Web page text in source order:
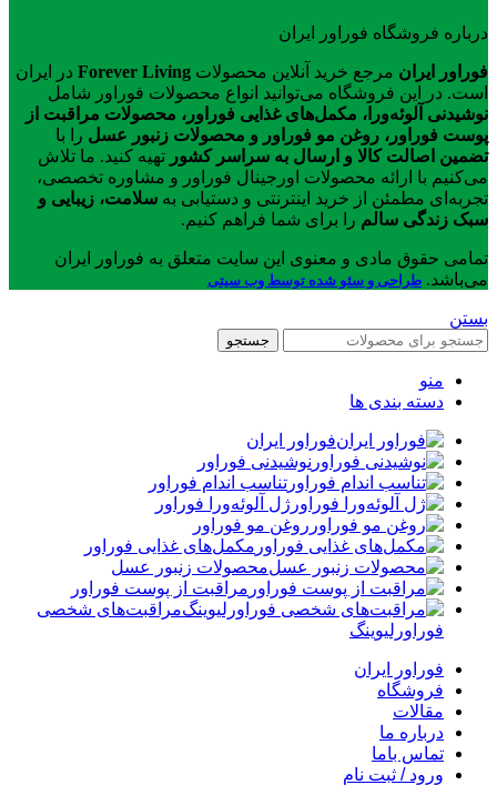
درباره فروشگاه فوراور ایران
فوراور ایران مرجع خرید آنلاین محصولات Forever Living در ایران
است. در این فروشگاه می‌توانید انواع محصولات فوراور شامل
نوشیدنی آلوئه‌ورا، مکمل‌های غذایی فوراور، محصولات مراقبت از
پوست فوراور، روغن مو فوراور و محصولات زنبور عسل را با
تضمین اصالت کالا و ارسال به سراسر کشور تهیه کنید. ما تلاش
می‌کنیم با ارائه محصولات اورجینال فوراور و مشاوره تخصصی،
تجربه‌ای مطمئن از خرید اینترنتی و دستیابی به سلامت، زیبایی و
سبک زندگی سالم را برای شما فراهم کنیم.
تمامی حقوق مادی و معنوی این سایت متعلق به فوراور ایران
می‌باشد. طراحی و سئو شده توسط وب سیتی
بستن
جستجو
منو
دسته بندی ها
فوراور ایران
نوشیدنی فوراور
تناسب اندام فوراور
ژل آلوئه‌ورا فوراور
روغن مو فوراور
مکمل‌های غذایی فوراور
محصولات زنبور عسل
مراقبت از پوست فوراور
مراقبت‌های شخصی
فوراورلیوینگ
فوراور ایران
فروشگاه
مقالات
درباره ما
تماس باما
ورود / ثبت نام